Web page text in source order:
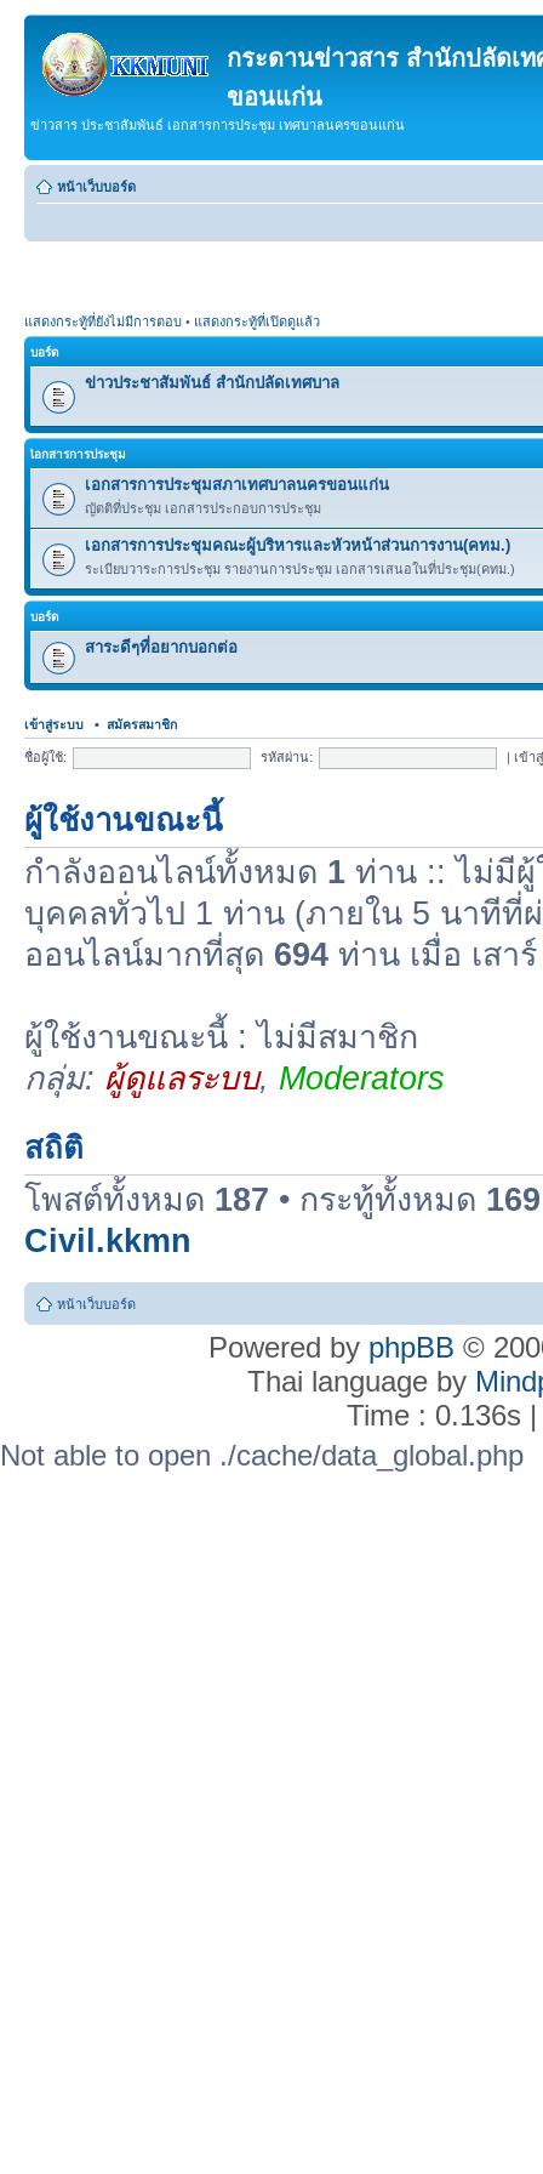
กระดานข่าวสาร สำนักปลัดเ
ขอนแก่น
ข่าวสาร ประชาสัมพันธ์ เอกสารการประชุม เทศบาลนครขอนแก่น
หน้าเว็บบอร์ด
แสดงกระทู้ที่ยังไม่มีการตอบ • แสดงกระทู้ที่เปิดดูแล้ว
บอร์ด
ข่าวประชาสัมพันธ์ สำนักปลัดเทศบาล
เิอกสารการประชุม
เอกสารการประชุมสภาเทศบาลนครขอนแก่น
ญัตติที่ประชุม เอกสารประกอบการประชุม
เอกสารการประชุมคณะผู้บริหารและหัวหน้าส่วนการงาน(คทม.)
ระเบียบวาระการประชุม รายงานการประชุม เอกสารเสนอในที่ประชุม(คทม.)
บอร์ด
สาระดีๆที่อยากบอกต่อ
เข้าสู่ระบบ • สมัครสมาชิก
ชื่อผู้ใช้: รหัสผ่าน: | เข้า
ผู้ใช้งานขณะนี้
กำลังออนไลน์ทั้งหมด 1 ท่าน :: ไม่มีผู้
บุคคลทั่วไป 1 ท่าน (ภายใน 5 นาทีที่
ออนไลน์มากที่สุด 694 ท่าน เมื่อ เสา
ผู้ใช้งานขณะนี้ : ไม่มีสมาชิก
กลุ่ม: ผู้ดูแลระบบ, Moderators
สถิติ
โพสต์ทั้งหมด 187 • กระทู้ทั้งหมด 169
Civil.kkmn
หน้าเว็บบอร์ด
Powered by phpBB ©
Thai language by
Time : 0.136s
Not able to open ./cache/data_global.php